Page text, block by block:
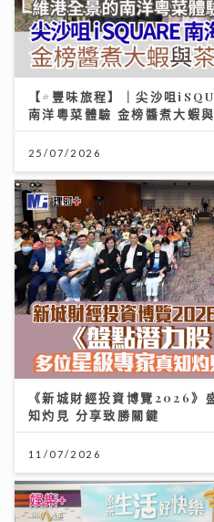
【#豐味旅程】｜尖沙咀
南洋粵菜體驗 金榜醬煮大蝦
25/07/2026
《新城財經投資博覽2026
知灼見 分享致勝關鍵
11/07/2026